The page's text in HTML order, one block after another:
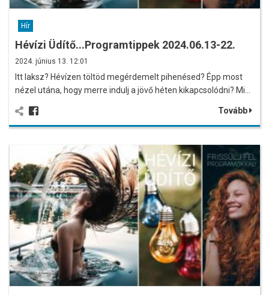
Hír
Hévízi Üdítő...Programtippek 2024.06.13-22.
2024. június 13. 12:01
Itt laksz? Hévízen töltöd megérdemelt pihenésed? Épp most
nézel utána, hogy merre indulj a jövő héten kikapcsolódni? Mi…
Tovább